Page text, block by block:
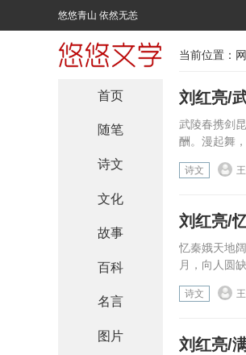
悠悠青山 依然无恙
当前位置：
刘红亮/
武陵春携剑
酬。漫起舞
诗文
刘红亮/
忆秦娥天地
月，向人圆缺
诗文
刘红亮/
首页
随笔
诗文
文化
故事
百科
名言
图片